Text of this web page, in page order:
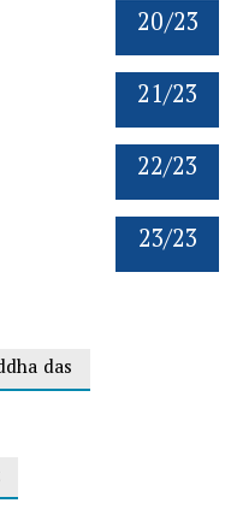
20/23
21/23
22/23
23/23
das